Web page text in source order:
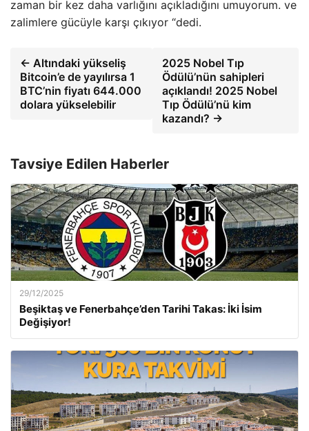
zaman bir kez daha varlığını açıkladığını umuyorum. ve
zalimlere gücüyle karşı çıkıyor “dedi.
← Altındaki yükseliş
Bitcoin’e de yayılırsa 1
BTC’nin fiyatı 644.000
dolara yükselebilir
2025 Nobel Tıp
Ödülü’nün sahipleri
açıklandı! 2025 Nobel
Tıp Ödülü’nü kim
kazandı? →
Tavsiye Edilen Haberler
29/12/2025
Beşiktaş ve Fenerbahçe’den Tarihi Takas: İki İsim
Değişiyor!